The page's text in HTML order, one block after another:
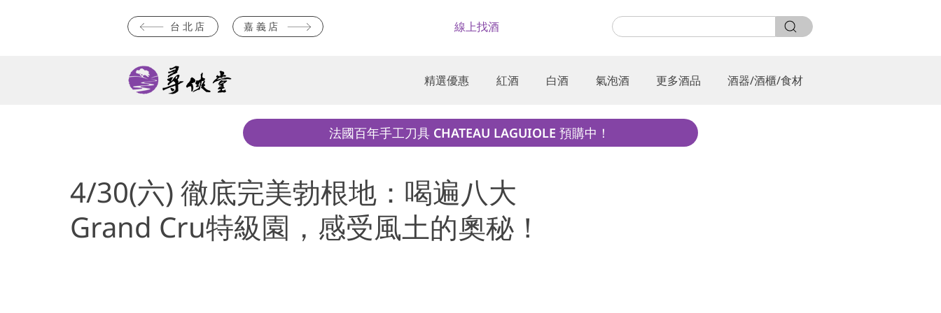
台北店 嘉義店 線上找酒
精選優惠 紅酒 白酒 氣泡酒 更多酒品 酒器/酒櫃/食材
法國百年手工刀具 CHATEAU LAGUIOLE 預購中！
4/30(六) 徹底完美勃根地：喝遍八大
Grand Cru特級園，感受風土的奧秘！